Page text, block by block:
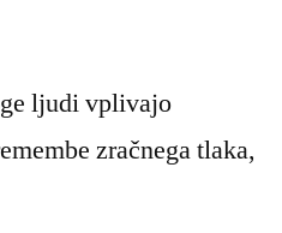
ljudi vplivajo
zračnega tlaka,